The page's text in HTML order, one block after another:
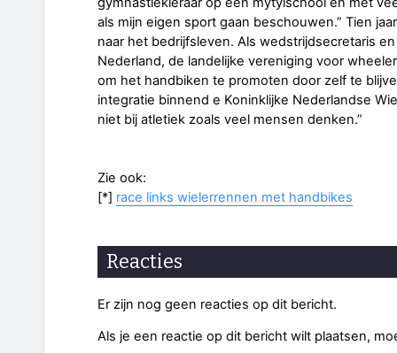
als mijn eigen sport gaan beschouwen.” Tien
naar het bedrijfsleven. Als wedstrijdsecretaris
Nederland, de landelijke vereniging voor
om het handbiken te promoten door zelf te
integratie binnend e Koninklijke Nederlandse
niet bij atletiek zoals veel mensen denken.”
Zie ook:
[*] race links wielerrennen met handbikes
Reacties
Er zijn nog geen reacties op dit bericht.
Als je een reactie op dit bericht wilt plaatsen,